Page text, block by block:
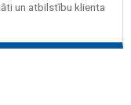
un atbilstību klienta